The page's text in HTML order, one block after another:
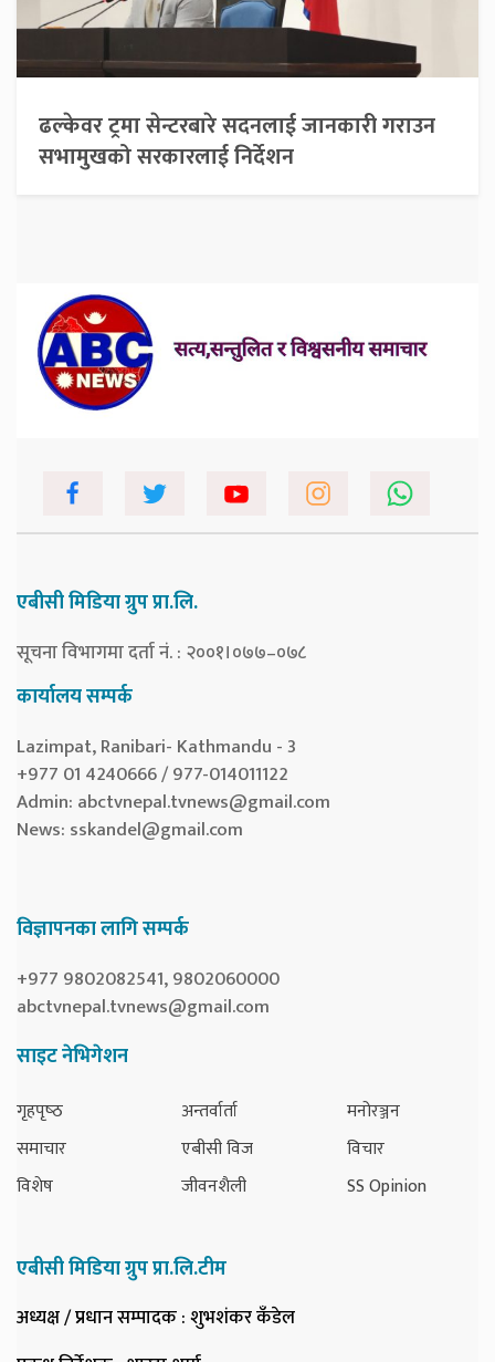
ढल्केवर ट्रमा सेन्टरबारे सदनलाई जानकारी गराउन
सभामुखको सरकारलाई निर्देशन
एबीसी मिडिया ग्रुप प्रा.लि.
सूचना विभागमा दर्ता नं. : २००१।०७७–०७८
कार्यालय सम्पर्क
Lazimpat, Ranibari- Kathmandu - 3
+977 01 4240666 / 977-014011122
Admin: abctvnepal.tvnews@gmail.com
News: sskandel@gmail.com
विज्ञापनका लागि सम्पर्क
+977 9802082541, 9802060000
abctvnepal.tvnews@gmail.com
साइट नेभिगेशन
गृहपृष्‍ठ
समाचार
विशेष
अन्तर्वार्ता
एबीसी विज
जीवनशैली
मनोरञ्जन
विचार
SS Opinion
एबीसी मिडिया ग्रुप प्रा.लि.टीम
अध्यक्ष / प्रधान सम्पादक: शुभशंकर कँडेल